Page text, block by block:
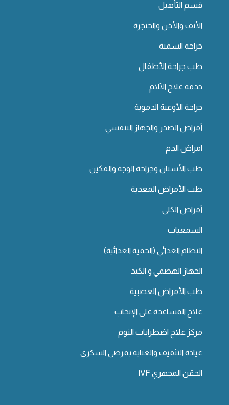
قسم التأهيل
الأنف والأذن والحنجرة
جراحة السمنة
طب جراحة الأطفال
خدمة علاج الآلام
جراحة الأوعية الدموية
أمراض الصدر والجهاز التنفسي
امراض الدم
طب الأسنان وجراحة الوجه والفكين
طب الأمراض المعدية
أمراض الكلى
السمعيات
النظام الغذائي (الحمية الغذائية)
الجهاز الهضمي و الكبد
طب الأمراض العصبية
علاج المساعدة على الإنجاب
مركز علاج اضطرابات النوم
عيادة التثقيف والعناية بمرضى السكري
الحقن المجهري IVF